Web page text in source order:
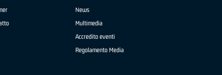
News
Multimedia
Accredito eventi
Regolamento Media